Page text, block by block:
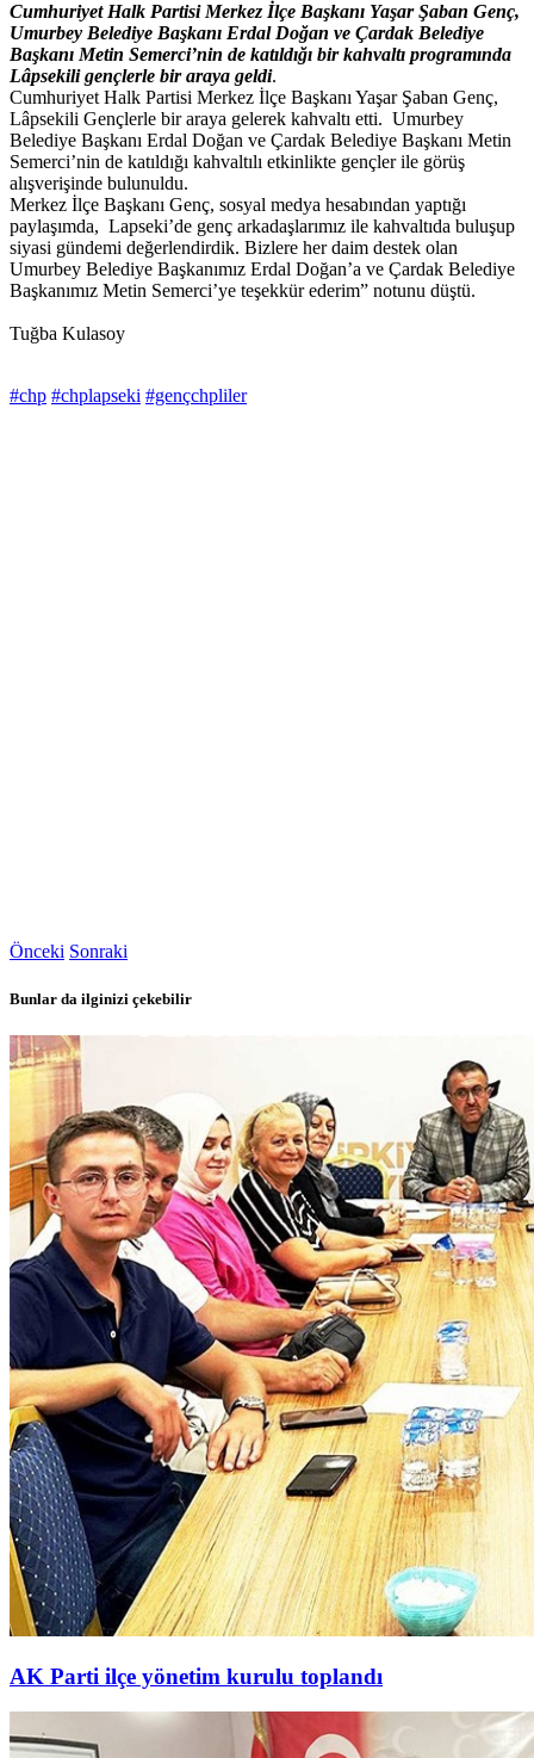
Cumhuriyet Halk Partisi Merkez İlçe Başkanı Yaşar Şaban Genç,
Umurbey Belediye Başkanı Erdal Doğan ve Çardak Belediye
Başkanı Metin Semerci’nin de katıldığı bir kahvaltı programında
Lâpsekili gençlerle bir araya geldi.
Cumhuriyet Halk Partisi Merkez İlçe Başkanı Yaşar Şaban Genç,
Lâpsekili Gençlerle bir araya gelerek kahvaltı etti. Umurbey
Belediye Başkanı Erdal Doğan ve Çardak Belediye Başkanı Metin
Semerci’nin de katıldığı kahvaltılı etkinlikte gençler ile görüş
alışverişinde bulunuldu.
Merkez İlçe Başkanı Genç, sosyal medya hesabından yaptığı
paylaşımda, Lapseki’de genç arkadaşlarımız ile kahvaltıda buluşup
siyasi gündemi değerlendirdik. Bizlere her daim destek olan
Umurbey Belediye Başkanımız Erdal Doğan’a ve Çardak Belediye
Başkanımız Metin Semerci’ye teşekkür ederim” notunu düştü.
Tuğba Kulasoy
#chp #chplapseki #gençchpliler
Önceki Sonraki
Bunlar da ilginizi çekebilir
AK Parti ilçe yönetim kurulu toplandı